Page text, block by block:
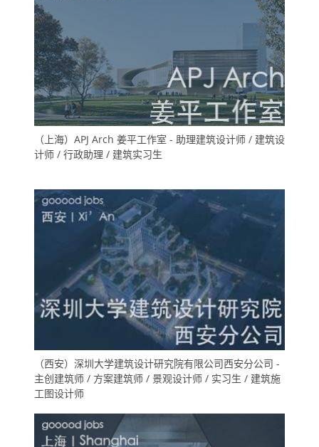
（上海）APJ Arch 姜平工作室 - 助理建筑设计师 / 建筑设
计师 / 行政助理 / 建筑实习生
（西安）深圳大学建筑设计研究院有限公司西安分公司 -
主创建筑师 / 方案建筑师 / 景观设计师 / 实习生 / 建筑施
工图设计师